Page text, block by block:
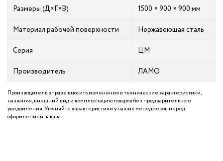
Размеры (Д×Г×В) 1500 × 900 × 900 мм
Материал рабочей поверхности Нержавеющая сталь
Серия ЦМ
Производитель ЛАМО
Производитель вправе вносить изменения в технические характеристики,
названия, внешний вид и комплектацию товаров без предварительного
уведомления. Уточняйте характеристики у наших менеджеров перед
оформлением заказа.